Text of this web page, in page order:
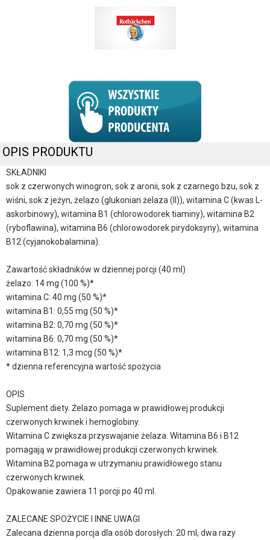
OPIS PRODUKTU
SKŁADNIKI
sok z czerwonych winogron, sok z aronii, sok z czarnego bzu, sok z
wiśni, sok z jeżyn, żelazo (glukonian żelaza (II)), witamina C (kwas L-
askorbinowy), witamina B1 (chlorowodorek tiaminy), witamina B2
(ryboflawina), witamina B6 (chlorowodorek pirydoksyny), witamina
B12 (cyjanokobalamina).
Zawartość składników w dziennej porcji (40 ml)
żelazo: 14 mg (100 %)*
witamina C: 40 mg (50 %)*
witamina B1: 0,55 mg (50 %)*
witamina B2: 0,70 mg (50 %)*
witamina B6: 0,70 mg (50 %)*
witamina B12: 1,3 mcg (50 %)*
* dzienna referencyjna wartość spożycia
OPIS
Suplement diety. Żelazo pomaga w prawidłowej produkcji
czerwonych krwinek i hemoglobiny.
Witamina C zwiększa przyswajanie żelaza. Witamina B6 i B12
pomagają w prawidłowej produkcji czerwonych krwinek.
Witamina B2 pomaga w utrzymaniu prawidłowego stanu
czerwonych krwinek.
Opakowanie zawiera 11 porcji po 40 ml.
ZALECANE SPOŻYCIE I INNE UWAGI
Zalecana dzienna porcja dla osób dorosłych: 20 ml, dwa razy